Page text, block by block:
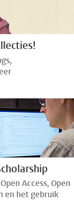
Access, Open
en het gebruik